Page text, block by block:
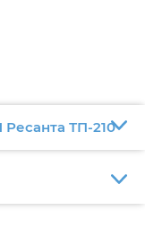
ТП-210